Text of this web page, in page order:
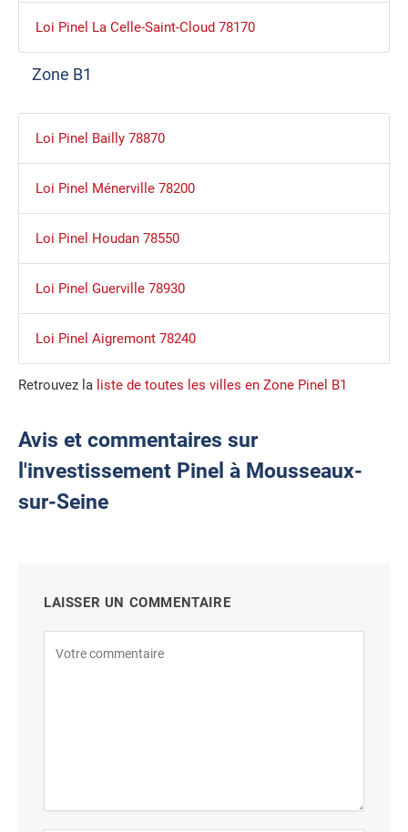
Loi Pinel La Celle-Saint-Cloud 78170
Zone B1
Loi Pinel Bailly 78870
Loi Pinel Ménerville 78200
Loi Pinel Houdan 78550
Loi Pinel Guerville 78930
Loi Pinel Aigremont 78240
Retrouvez la liste de toutes les villes en Zone Pinel B1
Avis et commentaires sur
l'investissement Pinel à Mousseaux-
sur-Seine
LAISSER UN COMMENTAIRE